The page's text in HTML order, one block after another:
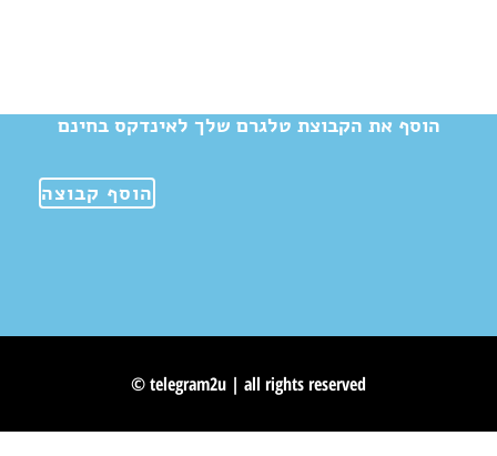
הוסף את הקבוצת טלגרם שלך לאינדקס בחינם
הוסף קבוצה
© telegram2u | all rights reserved